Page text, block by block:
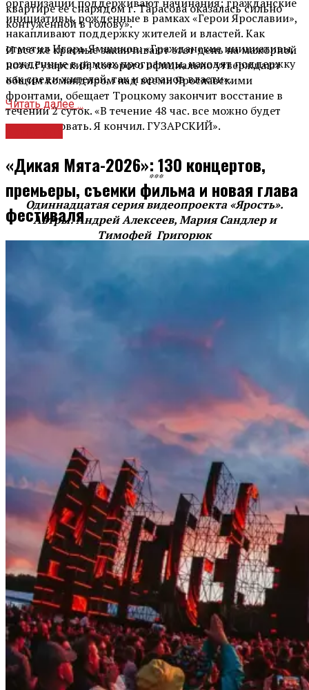
квартире ее снарядом г. Тарасова оказалась сильно
контуженной в голову».
И все же красные заканчивают этот день на мажорной
ноте. Гузарский, которого официально утверждают
общим командиром над всеми Ярославскими
фронтами, обещает Троцкому закончит восстание в
течении 2 суток. «В течение 48 час. все можно будет
ликвидировать. Я кончил. ГУЗАРСКИЙ».
***
Одиннадцатая серия видеопроекта «Ярость».
Автры: Андрей Алексеев, Мария Сандлер и
Тимофей Григорюк
На трассе Ярославль-Москва произошло тройное ДТП: погиб
мужчина
инициативы, рожденные в рамках «Герои Ярославии»,
накапливают поддержку жителей и властей. Как
отметил Игорь Ямщиков: «Гражданские инициативы,
рожденные в рамках программы, находят поддержку
как среди жителей, так и органов власти».
Читать далее ...
«Дикая Мята-2026»: 130 концертов,
премьеры, съемки фильма и новая глава
фестиваля